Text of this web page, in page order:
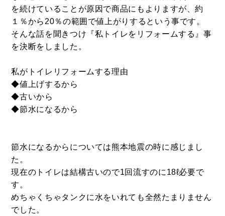
を続けていることが原因で商品にもよりますが、約
１％から20％の範囲で値上がりするという事です。
そんな話を聞きつけ『私トイレをリフォームする』事
を決断をしました。
私がトイレリフォームする理由
◆値上げするから
◆古いから
◆節水になるから
節水になるからについては熊本地震の時に感じまし
た。
現在のトイレは結構古いので1回流すのに18ℓ必要で
す。
めちゃくちゃタンクに水をいれても全然たまりません
でした。